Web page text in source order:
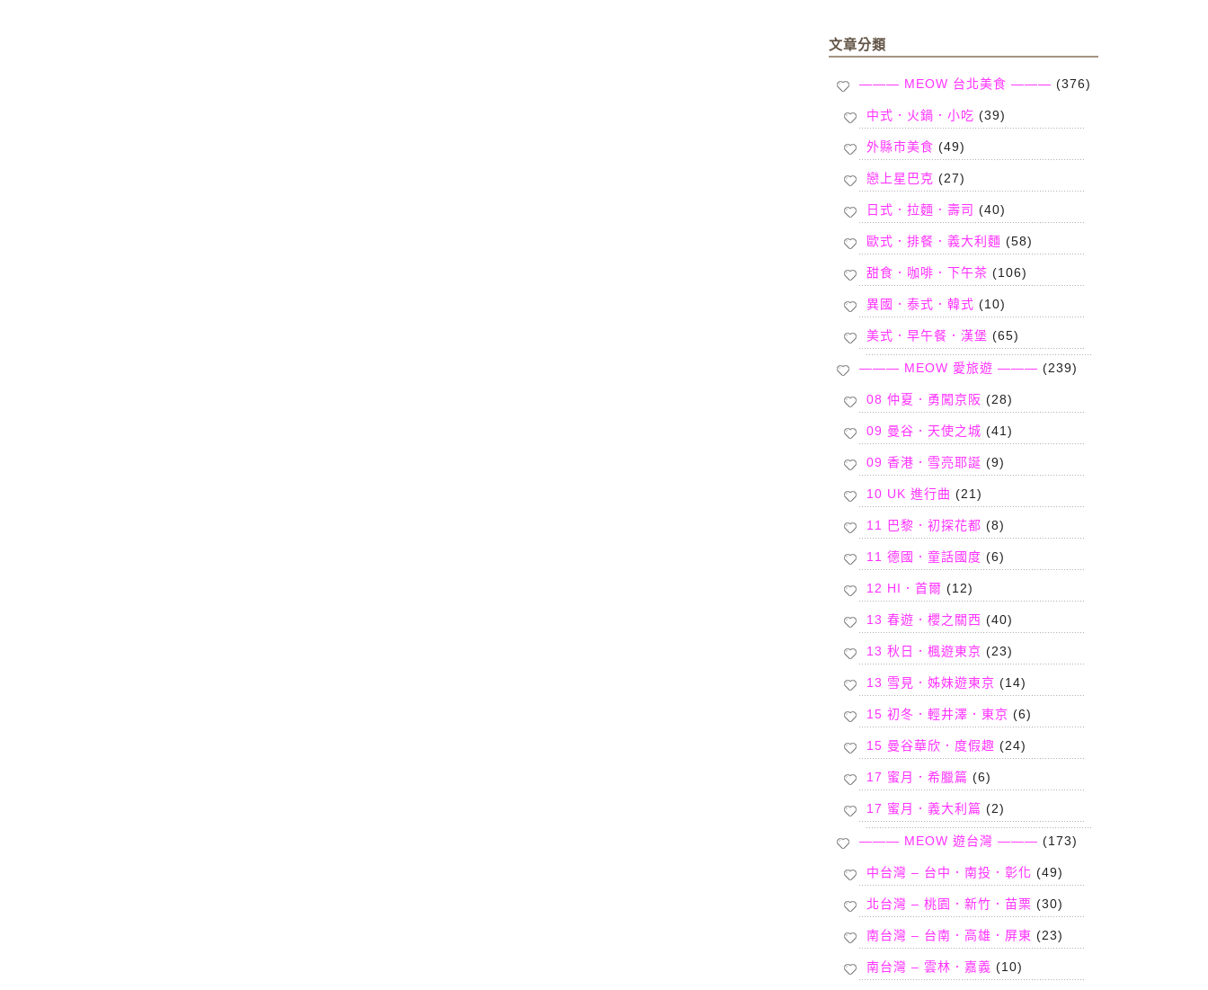
文章分類
——— MEOW 台北美食 ——— (376)
中式．火鍋．小吃 (39)
外縣市美食 (49)
戀上星巴克 (27)
日式．拉麵．壽司 (40)
歐式．排餐．義大利麵 (58)
甜食．咖啡．下午茶 (106)
異國．泰式．韓式 (10)
美式．早午餐．漢堡 (65)
——— MEOW 愛旅遊 ——— (239)
08 仲夏．勇闖京阪 (28)
09 曼谷．天使之城 (41)
09 香港．雪亮耶誕 (9)
10 UK 進行曲 (21)
11 巴黎．初探花都 (8)
11 德國．童話國度 (6)
12 HI．首爾 (12)
13 春遊．櫻之關西 (40)
13 秋日．楓遊東京 (23)
13 雪見．姊妹遊東京 (14)
15 初冬．輕井澤．東京 (6)
15 曼谷華欣．度假趣 (24)
17 蜜月．希臘篇 (6)
17 蜜月．義大利篇 (2)
——— MEOW 遊台灣 ——— (173)
中台灣 – 台中．南投．彰化 (49)
北台灣 – 桃園．新竹．苗栗 (30)
南台灣 – 台南．高雄．屏東 (23)
南台灣 – 雲林．嘉義 (10)